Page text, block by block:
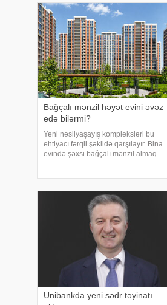
Bağçalı mənzil həyət evini əvəz
edə bilərmi?
Yeni nəsilyaşayış kompleksləri bu
ehtiyacı fərqli şəkildə qarşılayır. Bina
evində şəxsi bağçalı mənzil almaq
Məhz buna gör
Unibankda yeni sədr təyinatı